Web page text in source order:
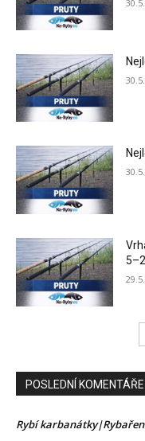
POSLEDNÍ KOMENTÁŘE
Rybí